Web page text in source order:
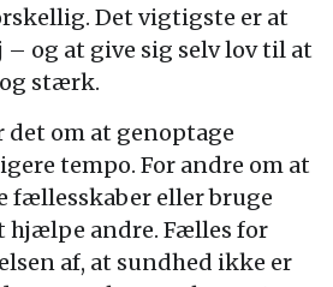
Det vigtigste er at
og at give sig selv lov til at
stærk.
det om at genoptage
tempo. For andre om at
fællesskaber eller bruge
hjælpe andre. Fælles for
af, at sundhed ikke er